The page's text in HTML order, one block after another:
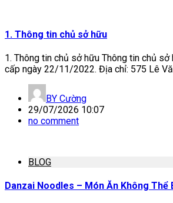
1. Thông tin chủ sở hữu
1. Thông tin chủ sở hữu Thông tin chủ
cấp ngày 22/11/2022. Địa chỉ: 575 Lê
BY Cường
29/07/2026 10:07
no comment
BLOG
Danzai Noodles – Món Ăn Không Thể